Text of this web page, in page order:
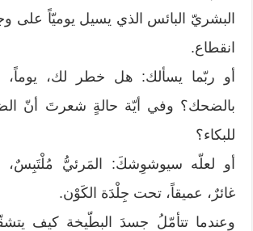
البشريّ البائس الذي يسيل يوميّاً على
انقطاع.
أو ربّما يسألك: هل خطر لك، يوماً،
بالضحك؟ وفي أيّة حالةٍ شعرتَ أنّ
للبكاء؟
أو لعلّه سيوشوِشكَ: المَرئيُّ مُلْتَبِسٌ،
غائرٌ، عميقاً، تحت جِلْدَة الكَوْن.
وعندما تتأمّلُ جسدَ البطّيخة كيف